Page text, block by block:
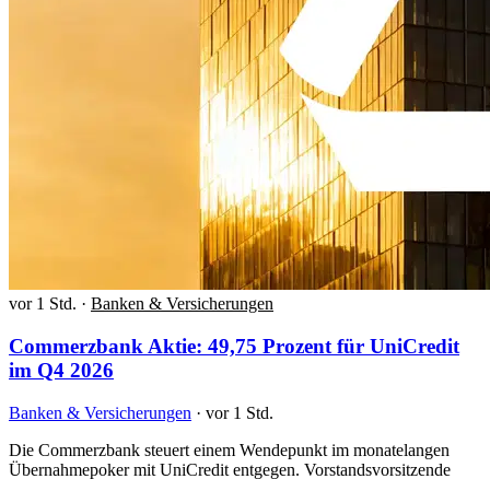
vor 1 Std. · Banken & Versicherungen
Commerzbank Aktie: 49,75 Prozent für UniCredit
im Q4 2026
Banken & Versicherungen · vor 1 Std.
Die Commerzbank steuert einem Wendepunkt im monatelangen
Übernahmepoker mit UniCredit entgegen. Vorstandsvorsitzende